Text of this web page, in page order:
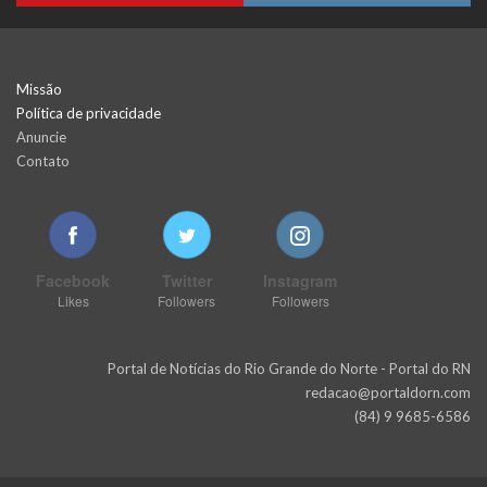
Missão
Política de privacidade
Anuncie
Contato
Facebook
Likes
Twitter
Followers
Instagram
Followers
Portal de Notícias do Rio Grande do Norte - Portal do RN
redacao@portaldorn.com
(84) 9 9685-6586